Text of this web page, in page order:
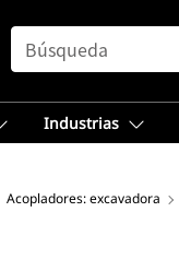
SEARCH
Industrias
Acopladores: excavadora